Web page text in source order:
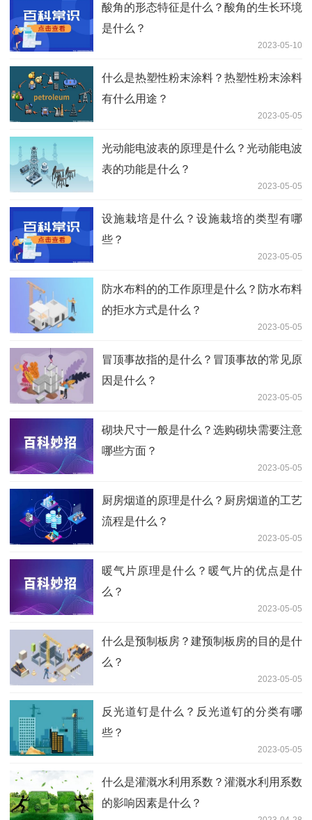
酸角的形态特征是什么？酸角的生长环境
是什么？
2023-05-10
什么是热塑性粉末涂料？热塑性粉末涂料
有什么用途？
2023-05-05
光动能电波表的原理是什么？光动能电波
表的功能是什么？
2023-05-05
设施栽培是什么？设施栽培的类型有哪
些？
2023-05-05
防水布料的的工作原理是什么？防水布料
的拒水方式是什么？
2023-05-05
冒顶事故指的是什么？冒顶事故的常见原
因是什么？
2023-05-05
砌块尺寸一般是什么？选购砌块需要注意
哪些方面？
2023-05-05
厨房烟道的原理是什么？厨房烟道的工艺
流程是什么？
2023-05-05
暖气片原理是什么？暖气片的优点是什
么？
2023-05-05
什么是预制板房？建预制板房的目的是什
么？
2023-05-05
反光道钉是什么？反光道钉的分类有哪
些？
2023-05-05
什么是灌溉水利用系数？灌溉水利用系数
的影响因素是什么？